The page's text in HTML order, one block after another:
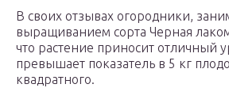
В своих отзывах огородники,
выращиванием сорта Черная
что растение приносит отличный
превышает показатель в 5 кг
квадратного.